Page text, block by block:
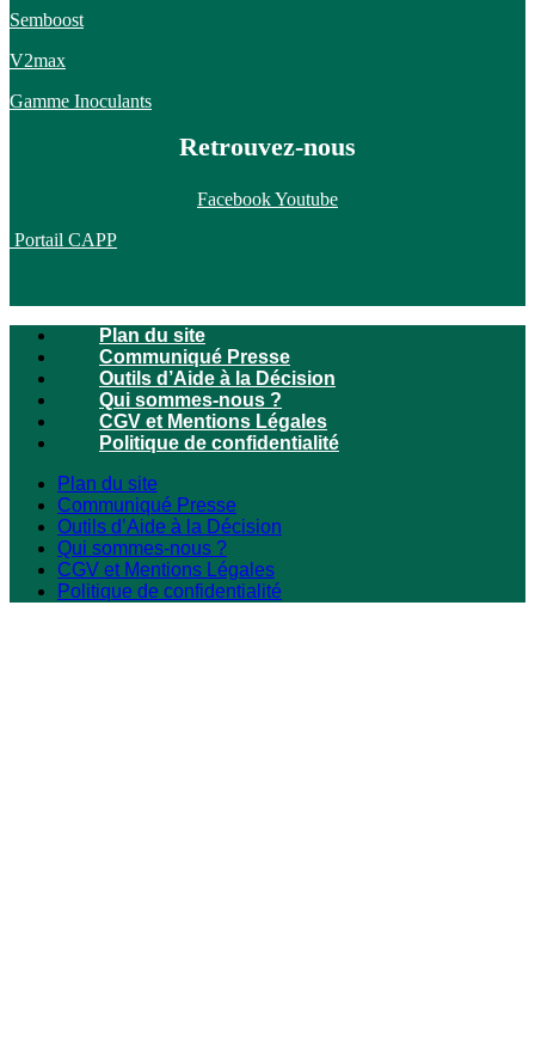
Semboost
V2max
Gamme Inoculants
Retrouvez-nous
FacebookYoutube
Portail CAPP
Plan du site
Communiqué Presse
Outils d’Aide à la Décision
Qui sommes-nous ?
CGV et Mentions Légales
Politique de confidentialité
Plan du site
Communiqué Presse
Outils d’Aide à la Décision
Qui sommes-nous ?
CGV et Mentions Légales
Politique de confidentialité